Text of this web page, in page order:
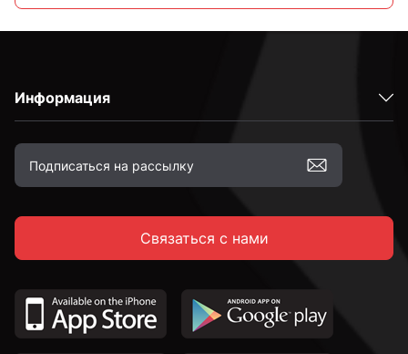
М4
М5
М8
Информация
Связаться с нами